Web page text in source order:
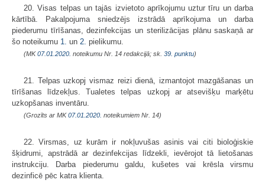
20. Visas telpas un tajās izvietoto aprīkojumu uztur tīru un darba
kārtībā. Pakalpojuma sniedzējs izstrādā aprīkojuma un darba
piederumu tīrīšanas, dezinfekcijas un sterilizācijas plānu saskaņā ar
šo noteikumu 1. un 2. pielikumu.
(MK07.01.2020. noteikumu Nr. 14 redakcijā; sk. 39. punktu)
21. Telpas uzkopj vismaz reizi dienā, izmantojot mazgāšanas un
tīrīšanas līdzekļus. Tualetes telpas uzkopj ar atsevišķu marķētu
uzkopšanas inventāru.
(Grozīts ar MK07.01.2020. noteikumiem Nr. 14)
22. Virsmas, uz kurām ir nokļuvušas asinis vai citi bioloģiskie
šķidrumi, apstrādā ar dezinfekcijas līdzekli, ievērojot tā lietošanas
instrukciju. Darba piederumu galdu, kušetes vai krēsla virsmu
dezinficē pēc katra klienta.